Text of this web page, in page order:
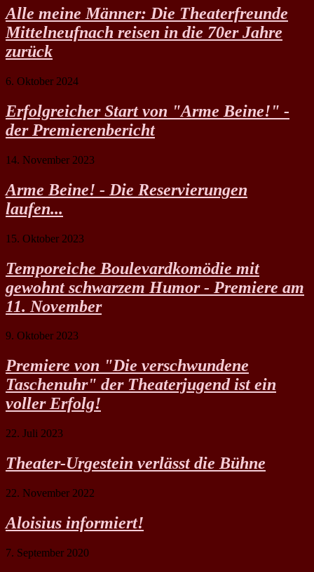
Alle meine Männer: Die Theaterfreunde
Mittelneufnach reisen in die 70er Jahre
zurück
6. Oktober 2024
Erfolgreicher Start von "Arme Beine!" -
der Premierenbericht
14. November 2023
Arme Beine! - Die Reservierungen
laufen...
15. Oktober 2023
Temporeiche Boulevardkomödie mit
gewohnt schwarzem Humor - Premiere am
11. November
9. Oktober 2023
Premiere von "Die verschwundene
Taschenuhr" der Theaterjugend ist ein
voller Erfolg!
22. Juli 2023
Theater-Urgestein verlässt die Bühne
22. November 2022
Aloisius informiert!
7. September 2020